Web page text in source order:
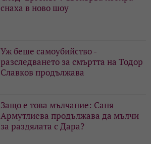
снаха в ново шоу
Уж беше самоубийство -
разследването за смъртта на Тодор
Славков продължава
Защо е това мълчание: Саня
Армутлиева продължава да мълчи
за раздялата с Дара?